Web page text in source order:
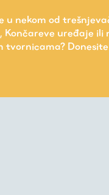
u nekom od
Končareve uređaje ili
tvornicama?